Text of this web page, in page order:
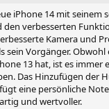
iPhone 14 mit seinem
verbesserten
Kamera und
sein Vorgänger. Obwohl
13 hat, ist es immer
Das Hinzufügen der
eine persönliche
und wertvoller.